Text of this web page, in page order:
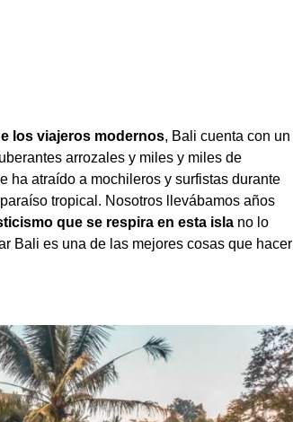
los viajeros modernos, Bali cuenta con un
arrozales y miles y miles de
ha atraído a mochileros y surfistas durante
tropical. Nosotros llevábamos años
que se respira en esta isla no lo
Bali es una de las mejores cosas que hacer